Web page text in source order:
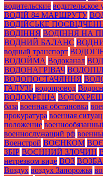
водительские водительское
ВОДІЙ 84 МАРШРУТУ
ВОДІЙСЬКЕ
ВОДІННЯ ВОДІННЯ НА
ВОДНИЙ БАЛАНС
водный транспорт
ВОДОЙМА Водоканал
ВОДОНАГРІВАЧ
ВОДОПОСТАЧЯННЯ
ГАЛУЗЬ водопровод
ВОДОХРЕЩА
база военная обстановка
прокуратура военная
положение
военнослужащий рф
Военстрой ВОЄНКОМ
ЗБІР ВОЄННИЙ ЗЛОЧИН
нетрезвом виде ВОЗ
Воздух воздух Запорожья